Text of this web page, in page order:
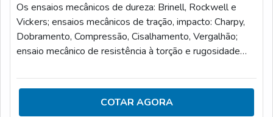
Os ensaios mecânicos de dureza: Brinell, Rockwell e
Vickers; ensaios mecânicos de tração, impacto: Charpy,
Dobramento, Compressão, Cisalhamento, Vergalhão;
ensaio mecânico de resistência à torção e rugosidade
testes realizados pelo laboratório de ensaios mecânicos
materiais e equipamentos.VANTAGENS PARA USO DE
COTAR AGORA